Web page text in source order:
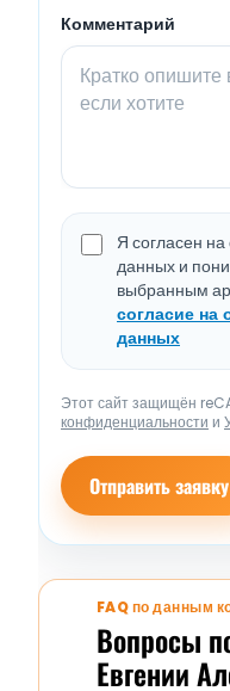
Комментарий
Я согласен
данных и
выбранным
согласие на
данных
Этот сайт защищён
конфиденциальности и
Отправить заявку
FAQ по данным
Вопросы
Евгении